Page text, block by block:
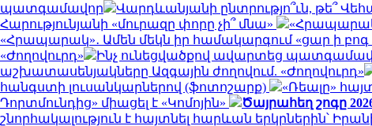
պատգամավոր
Վարդևանյանի ընտրությո՞ւն, թե՞
Հարությունյանի «մուրազը փորը չի՞ մնա»
«Հրապարակ»․ Ամեն մեկն իր համակարգում «ցար ի բոգ
«Ժողովուրդ»
Ինչ ունեցվածքով ավարտեց
աշխատասենյակները Ազգային ժողովում. «Ժողովուրդ»
հանգստի լուսանկարներով (ֆոտոշարք)
«Ռեալը»
Դորտմունդից» միացել է «Կոմոյին»
Ծայրահեղ շոգը
շնորհակալություն է հայտնել հարևան երկրներին՝